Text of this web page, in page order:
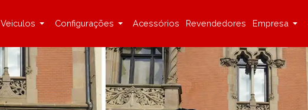
Veiculos Configurações Acessórios Revendedores Empresa